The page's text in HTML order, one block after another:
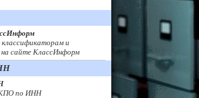
классификаторам и
на сайте КлассИнформ
по ИНН